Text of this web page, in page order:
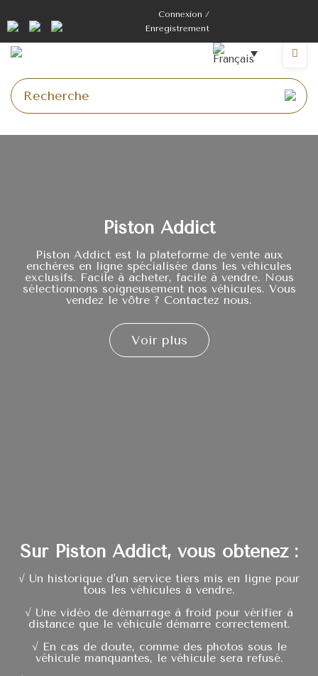
Connexion /
Enregistrement
Piston Addict
Piston Addict est la plateforme de vente aux
enchères en ligne spécialisée dans les véhicules
exclusifs. Facile à acheter, facile à vendre. Nous
sélectionnons soigneusement nos véhicules. Vous
vendez le vôtre ? Contactez nous.
Voir plus
Sur Piston Addict, vous obtenez :
√ Un historique d'un service tiers mis en ligne pour
tous les véhicules à vendre.
√ Une vidéo de démarrage à froid pour vérifier à
distance que le véhicule démarre correctement.
√ En cas de doute, comme des photos sous le
véhicule manquantes, le véhicule sera refusé.